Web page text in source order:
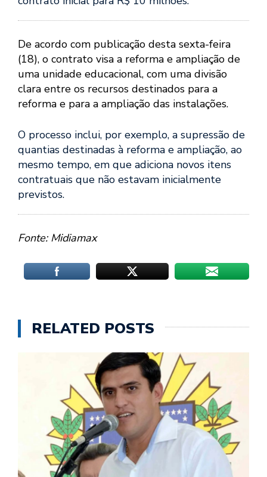
De acordo com publicação desta sexta-feira
(18), o contrato visa a reforma e ampliação de
uma unidade educacional, com uma divisão
clara entre os recursos destinados para a
reforma e para a ampliação das instalações.
O processo inclui, por exemplo, a supressão de
quantias destinadas à reforma e ampliação, ao
mesmo tempo, em que adiciona novos itens
contratuais que não estavam inicialmente
previstos.
Fonte: Midiamax
RELATED POSTS